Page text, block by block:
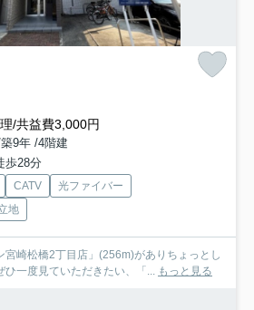
/共益費3,000円
9年 /4階建
歩28分
CATV
光ファイバー
地
宮崎松橋2丁目店」(256m)がありちょっとし
ひ一度見ていただきたい、「... もっと見る